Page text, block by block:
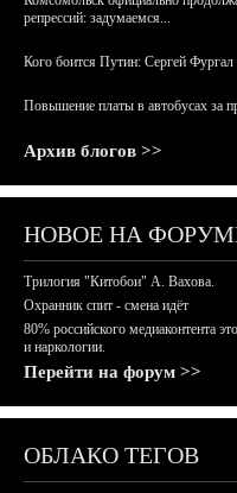
репрессий: задумаемся...
Кого боится Путин: Сергей Фургал
Повышение платы в автобусах за
Архив блогов >>
НОВОЕ НА
Трилогия "Китобои" А. Вахова.
Охранник спит - смена идёт
80% российского медиаконтента
и наркологии.
Перейти на форум >>
ОБЛАКО ТЕГОВ